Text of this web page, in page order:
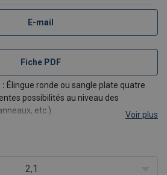
E-mail
Fiche PDF
: Élingue ronde ou sangle plate quatre
possibilités au niveau des
etc.).
Voir plus
2,1